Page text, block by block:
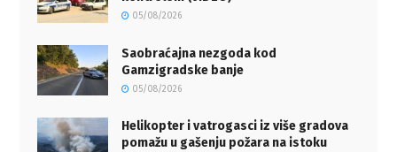
05/08/2026
Saobraćajna nezgoda kod
Gamzigradske banje
05/08/2026
Helikopter i vatrogasci iz više gradova
pomažu u gašenju požara na istoku